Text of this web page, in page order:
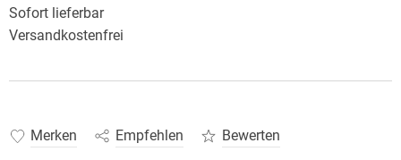
Sofort lieferbar
Versandkostenfrei
Merken Empfehlen Bewerten